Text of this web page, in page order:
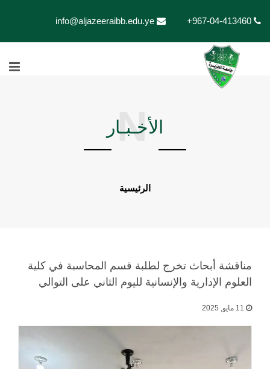
+967-04-413460
الأخـبـار
N
الرئيسية
مناقشة أبحاث تخرج لطلبة قسم المحاسبة في كلية
العلوم الإدارية والإنسانية لليوم الثاني على التوالي